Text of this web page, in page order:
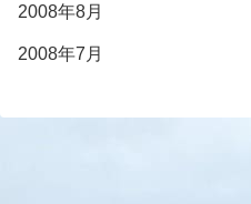
2008年8月
2008年7月